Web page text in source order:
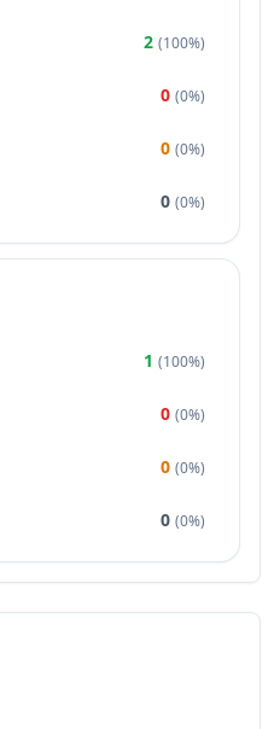
2 (100%)
0 (0%)
0 (0%)
0 (0%)
1 (100%)
0 (0%)
0 (0%)
0 (0%)